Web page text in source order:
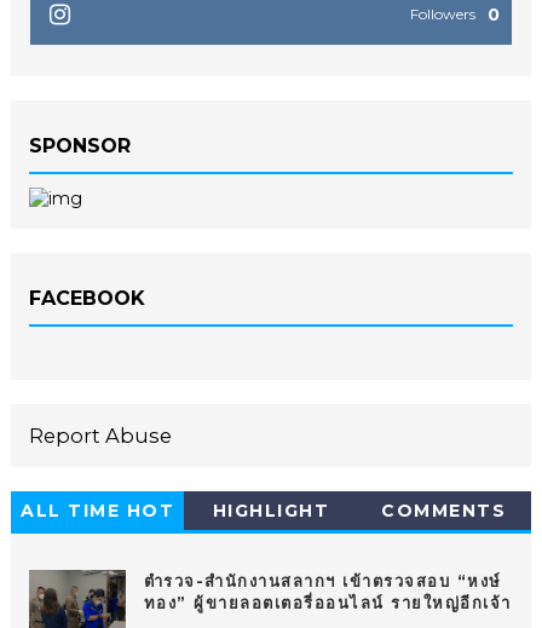
0
Followers
SPONSOR
FACEBOOK
Report Abuse
ALL TIME HOT
HIGHLIGHT COMMENTS
ตำรวจ-สำนักงานสลากฯ เข้าตรวจสอบ “หงษ์
ทอง” ผู้ขายลอตเตอรี่ออนไลน์ รายใหญ่อีกเจ้า